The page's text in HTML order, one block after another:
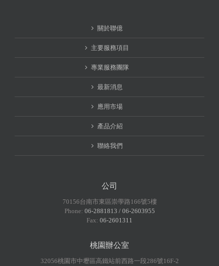
關於聯億
主要服務項目
專業服務團隊
最新消息
應用市場
產品介紹
聯絡我們
公司
70156台南市東區崇學路166號5樓
Phone: 06-2881813 / 06-2603955
Fax: 06-2601311
桃園辦公室
32056桃園市中壢區高鐵站前西路一段286號16F-2